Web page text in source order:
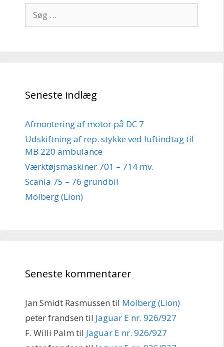
efter:
Seneste indlæg
Afmontering af motor på DC 7
Udskiftning af rep. stykke ved luftindtag til
MB 220 ambulance
Værktøjsmaskiner 701 – 714 mv.
Scania 75 – 76 grundbil
Molberg (Lion)
Seneste kommentarer
Jan Smidt Rasmussen til Molberg (Lion)
peter frandsen til Jaguar E nr. 926/927
F. Willi Palm til Jaguar E nr. 926/927